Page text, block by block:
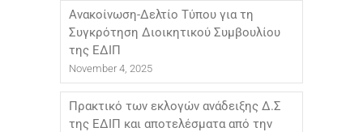
Ανακοίνωση-Δελτίο Τύπου για τη
Συγκρότηση Διοικητικού Συμβουλίου
της ΕΔΙΠ
November 4, 2025
Πρακτικό των εκλογών ανάδειξης Δ.Σ
της ΕΔΙΠ και αποτελέσματα από την